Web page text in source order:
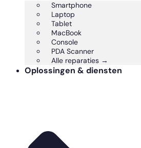
Smartphone
Laptop
Tablet
MacBook
Console
PDA Scanner
Alle reparaties →
Oplossingen & diensten